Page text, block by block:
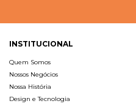
INSTITUCIONAL
Quem Somos
Nossos Negócios
Nossa História
Design e Tecnologia